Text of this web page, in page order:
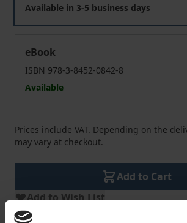
Available in 3-5 business days
eBook
ISBN 978-3-8452-0842-8
Available
Prices include VAT. Depending on the
may vary at checkout.
Add to Cart
Add to Wish List
Delivery cost notice